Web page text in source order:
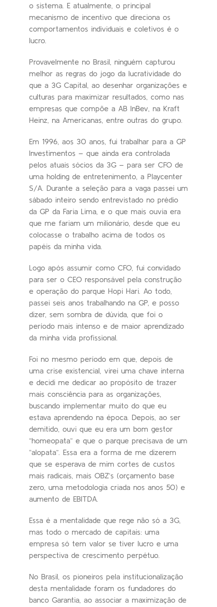
o sistema. E atualmente, o principal
mecanismo de incentivo que direciona os
comportamentos individuais e coletivos é o
lucro.
Provavelmente no Brasil, ninguém capturou
melhor as regras do jogo da lucratividade do
que a 3G Capital, ao desenhar organizações e
culturas para maximizar resultados, como nas
empresas que compõe a AB InBev, na Kraft
Heinz, na Americanas, entre outras do grupo.
Em 1996, aos 30 anos, fui trabalhar para a GP
Investimentos – que ainda era controlada
pelos atuais sócios da 3G – para ser CFO de
uma holding de entretenimento, a Playcenter
S/A. Durante a seleção para a vaga passei um
sábado inteiro sendo entrevistado no prédio
da GP da Faria Lima, e o que mais ouvia era
que me fariam um milionário, desde que eu
colocasse o trabalho acima de todos os
papéis da minha vida.
Logo após assumir como CFO, fui convidado
para ser o CEO responsável pela construção
e operação do parque Hopi Hari. Ao todo,
passei seis anos trabalhando na GP, e posso
dizer, sem sombra de dúvida, que foi o
período mais intenso e de maior aprendizado
da minha vida profissional.
Foi no mesmo período em que, depois de
uma crise existencial, virei uma chave interna
e decidi me dedicar ao propósito de trazer
mais consciência para as organizações,
buscando implementar muito do que eu
estava aprendendo na época. Depois, ao ser
demitido, ouvi que eu era um bom gestor
“homeopata” e que o parque precisava de um
“alopata”. Essa era a forma de me dizerem
que se esperava de mim cortes de custos
mais radicais, mais OBZ’s (orçamento base
zero, uma metodologia criada nos anos 50) e
aumento de EBITDA.
Essa é a mentalidade que rege não só a 3G,
mas todo o mercado de capitais: uma
empresa só tem valor se tiver lucro e uma
perspectiva de crescimento perpétuo.
No Brasil, os pioneiros pela institucionalização
desta mentalidade foram os fundadores do
banco Garantia, ao associar a maximização de